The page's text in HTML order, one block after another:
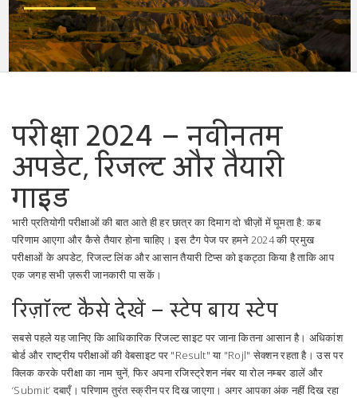
परीक्षा 2024 – नवीनतम
अपडेट, रिजल्ट और तैयारी
गाइड
भारी प्रतियोगी परीक्षाओं की बात आते ही हर छात्र का दिमाग दो चीज़ों में घूमता है: कब
परिणाम आएगा और कैसे तैयार होना चाहिए। इस टैग पेज पर हमने 2024 की प्रमुख
परीक्षाओं के अपडेट, रिजल्ट लिंक और आसान तैयारी टिप्स को इकट्ठा किया है ताकि आप
एक जगह सभी ज़रूरी जानकारी पा सकें।
रिज़ॉल्ट कैसे देखें – स्टेप बाय स्टेप
सबसे पहले यह जानिए कि आधिकारिक रिजल्ट साइट पर जाना कितना आसान है। अधिकांश
बोर्ड और राष्ट्रीय परीक्षाओं की वेबसाइट पर "Result" या "Rojl" सेक्शन रहता है। उस पर
क्लिक करके परीक्षा का नाम चुनें, फिर अपना रजिस्ट्रेशन नंबर या रोल नम्बर डालें और
‘Submit’ दबाएँ। परिणाम तुरंत स्क्रीन पर दिख जाएगा। अगर आपका अंक नहीं दिख रहा